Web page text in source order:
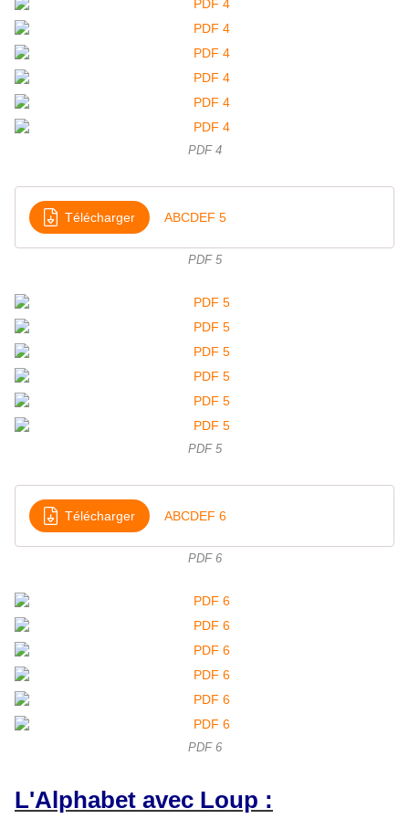
PDF 4
Télécharger ABCDEF 5
PDF 5
PDF 5
Télécharger ABCDEF 6
PDF 6
PDF 6
L'Alphabet avec Loup :